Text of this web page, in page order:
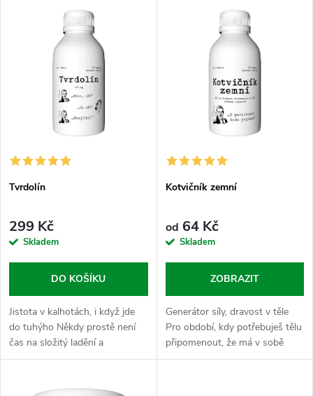
p
r
o
d
u
k
t
Abecedně
p
o
u
k
Tvrdolín
299 Kč
Skladem
DO KOŠÍKU
Jistota v kalhotách, i když jde
do tuhýho Někdy prostě není
čas na složitý ladění a
vysvětlování. Potřebuješ, aby
a tvůj drajv tě nenechal ve...
Kotvičník zemní
od 64 Kč
Skladem
ZOBRAZIT
Generátor síly, dravost v těle
Pro období, kdy potřebuješ tělu
připomenout, že má v sobě
dravce a nenechá se jen tak